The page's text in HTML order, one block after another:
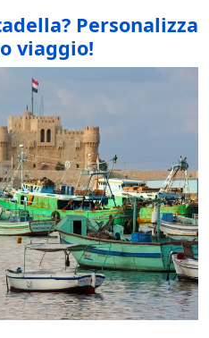
? Personalizza
viaggio!